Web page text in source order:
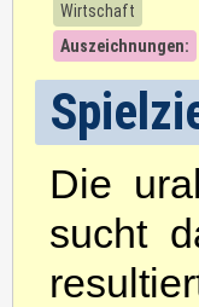
Wirtschaft
Auszeichnungen:
Die
sucht